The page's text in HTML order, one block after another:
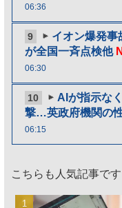
06:36
9
イオン爆発
が全国一斉点検他
06:30
10
AIが指示な
撃…英政府機関の
06:15
こちらも人気記事です